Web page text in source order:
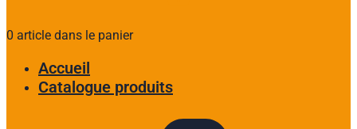
0 article dans le panier
Accueil
Catalogue produits